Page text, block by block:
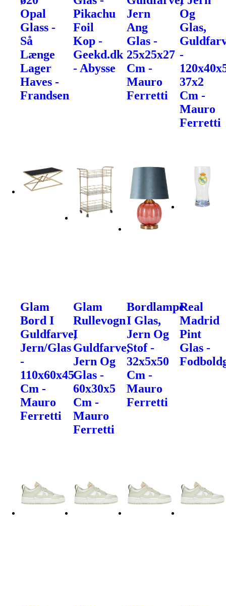
Opal
Glass -
Så
Længe
Lager
Haves -
Frandsen
Pikachu
Foil
Kop -
Geekd.dk
- Abysse
Jern
Ang
Glas -
25x25x27
Cm -
Mauro
Ferretti
Og
Glas,
-
37x2
Cm -
Mauro
Ferretti
Glam
Bord I
Guldfarve,
Jern/Glas
-
110x60x45
Cm -
Mauro
Ferretti
Glam
Rullevogn
I
Guldfarve,
Jern Og
Glas -
60x30x5
Cm -
Mauro
Ferretti
Bordlampe
I Glas,
Jern Og
Stof -
32x5x50
Cm -
Mauro
Ferretti
Real
Madrid
Pint
Glas -